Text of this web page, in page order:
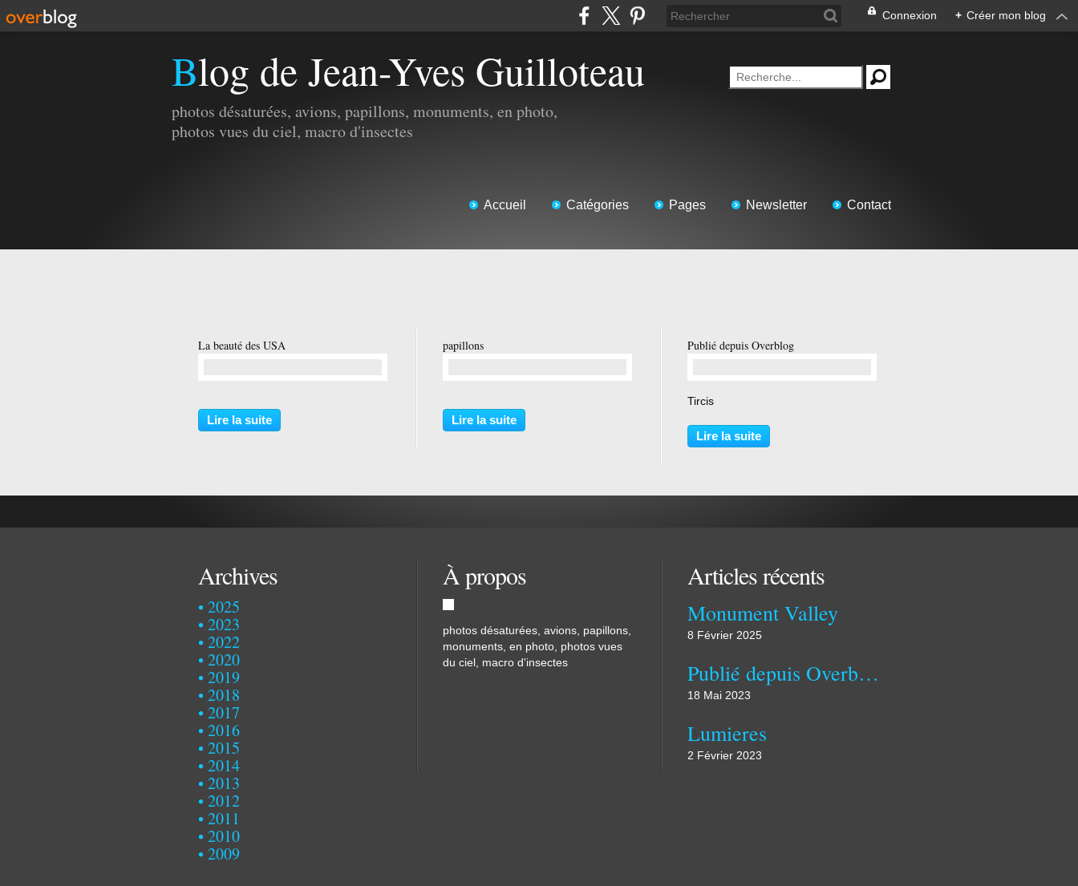
Connexion + Créer mon blog
Blog de Jean-Yves Guilloteau
photos désaturées, avions, papillons, monuments, en photo,
photos vues du ciel, macro d'insectes
Accueil Catégories Pages Newsletter Contact
La beauté des USA
Lire la suite
papillons
Lire la suite
Publié depuis Overblog
Tircis
Lire la suite
Archives
2025
2023
2022
2020
2019
2018
2017
2016
2015
2014
2013
2012
2011
2010
2009
À propos
photos désaturées, avions, papillons,
monuments, en photo, photos vues
du ciel, macro d'insectes
Articles récents
Monument Valley
8 Février 2025
Publié depuis Overblog
18 Mai 2023
Lumieres
2 Février 2023